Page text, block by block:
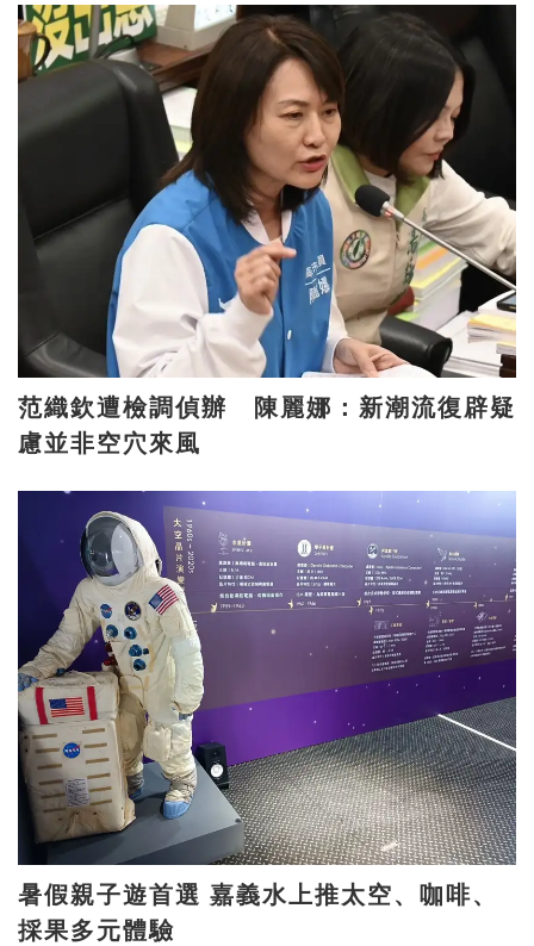
范織欽遭檢調偵辦 陳麗娜：新潮流復辟疑
慮並非空穴來風
暑假親子遊首選 嘉義水上推太空、咖啡、
採果多元體驗